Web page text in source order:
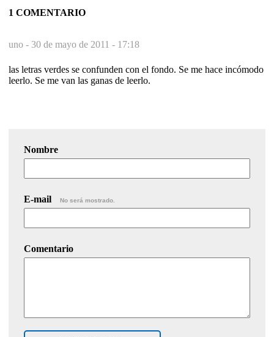
1 COMENTARIO
uno - 30 de mayo de 2011 - 17:18
las letras verdes se confunden con el fondo. Se me hace incómodo
leerlo. Se me van las ganas de leerlo.
Nombre
E-mail No será mostrado.
Comentario